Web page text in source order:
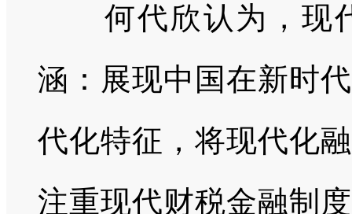
何代欣认为，现代
涵：展现中国在新时
代化特征，将现代化
注重现代财税金融制